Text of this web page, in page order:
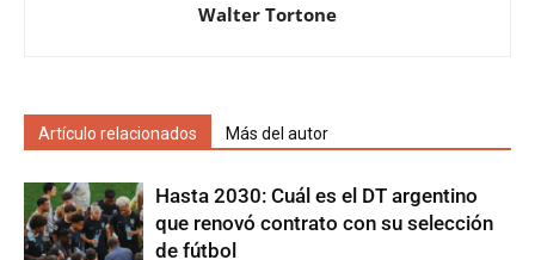
Walter Tortone
Artículo relacionados Más del autor
Hasta 2030: Cuál es el DT argentino
que renovó contrato con su selección
de fútbol